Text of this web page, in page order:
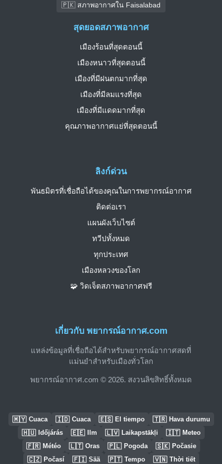
🇵🇰 สภาพอากาศใน Faisalabad
เกี่ยวกับ พยากรณ์อากาศ.com
แหล่งข้อมูลที่เชื่อถือได้สำหรับพยากรณ์อากาศสดที่
แม่นยำสำหรับเมืองทั่วโลก
พยากรณ์อากาศ.com © 2026. สงวนลิขสิทธิ์ทั้งหมด
ลิงก์ด่วน
พันธมิตรที่เชื่อถือได้ของคุณในการพยากรณ์อากาศ
ติดต่อเรา
แผนผังเว็บไซต์
ทวีปทั้งหมด
ทุกประเทศ
เมืองหลวงของโลก
🧩 วิดเจ็ตสภาพอากาศฟรี
สุดยอดสภาพอากาศ
เมืองร้อนที่สุดตอนนี้
เมืองหนาวที่สุดตอนนี้
เมืองที่มีฝนตกมากที่สุด
เมืองที่มีลมแรงที่สุด
เมืองที่มีแดดมากที่สุด
คุณภาพอากาศแย่ที่สุดตอนนี้
🇲🇾 Cuaca 🇮🇩 Cuaca 🇪🇸 El tiempo 🇹🇷 Hava durumu
🇭🇺 Időjárás 🇪🇪 Ilm 🇱🇻 Laikapstākļi 🇮🇹 Meteo
🇫🇷 Météo 🇱🇹 Oras 🇵🇱 Pogoda 🇸🇰 Počasie
🇨🇿 Počasí 🇫🇮 Sää 🇵🇹 Tempo 🇻🇳 Thời tiết